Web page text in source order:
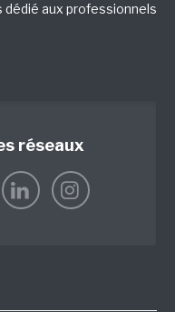
aux professionnels
réseaux